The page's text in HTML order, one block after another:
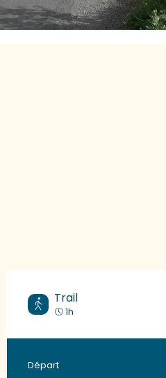
Trail
1h
Informations
Départ